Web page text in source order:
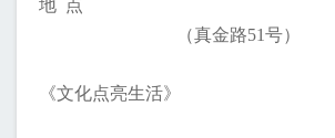
地 点
（真金路51号）
《文化点亮生活》